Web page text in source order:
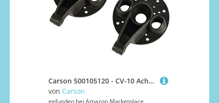
Carson 500105120 - CV-10 Achsschenkel-Set vorne/hinten Links/recht
von Carson